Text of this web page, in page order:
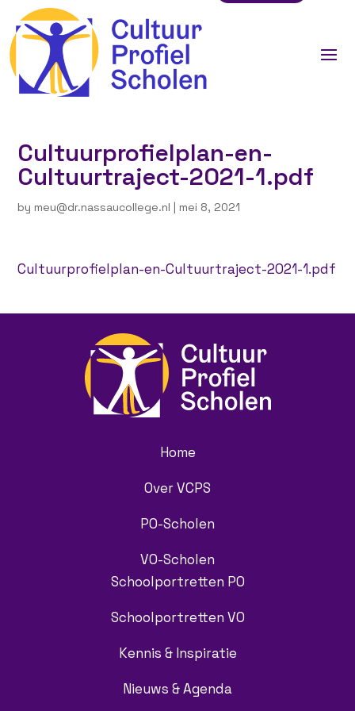
Cultuurprofielplan-en-
Cultuurtraject-2021-1.pdf
by meu@dr.nassaucollege.nl | mei 8, 2021
Cultuurprofielplan-en-Cultuurtraject-2021-1.pdf
Home
Over VCPS
PO-Scholen
VO-Scholen
Schoolportretten PO
Schoolportretten VO
Kennis & Inspiratie
Nieuws & Agenda